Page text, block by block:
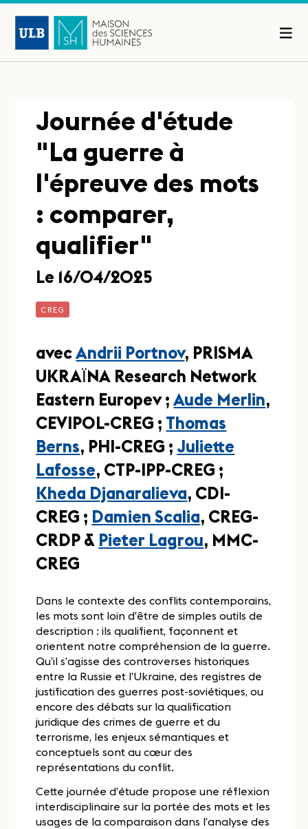
Journée d'étude
"La guerre à
l'épreuve des mots
: comparer,
qualifier"
Le 16/04/2025
CREG
avecAndrii Portnov, PRISMA
UKRAЇNA Research Network
Eastern Europev ;Aude Merlin,
CEVIPOL-CREG ; Thomas
Berns, PHI-CREG ; Juliette
Lafosse, CTP-IPP-CREG ;
Kheda Djanaralieva, CDI-
CREG ; Damien Scalia, CREG-
CRDP & Pieter Lagrou, MMC-
CREG
Dans le contexte des conflits contemporains,
les mots sont loin d’être de simples outils de
description : ils qualifient, façonnent et
orientent notre compréhension de la guerre.
Qu’il s’agisse des controverses historiques
entre la Russie et l’Ukraine, des registres de
justification des guerres post-soviétiques, ou
encore des débats sur la qualification
juridique des crimes de guerre et du
terrorisme, les enjeux sémantiques et
conceptuels sont au cœur des
représentations du conflit.
Cette journée d’étude propose une réflexion
interdisciplinaire sur la portée des mots et les
usages de la comparaison dans l’analyse des